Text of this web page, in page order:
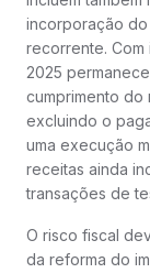
incorporação
recorrente. Com
2025
cumprimento do
excluindo o
uma execução
receitas ainda
transações de
O risco fiscal
da reforma do